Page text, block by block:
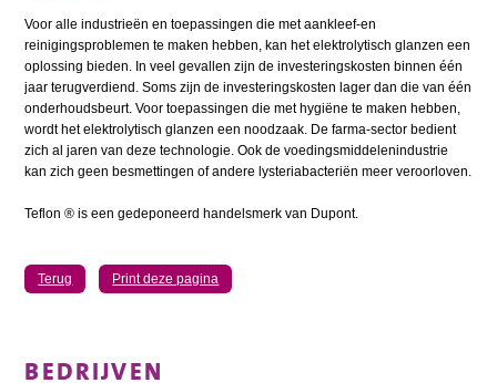
Voor alle industrieën en toepassingen die met aankleef-en
reinigingsproblemen te maken hebben, kan het elektrolytisch glanzen een
oplossing bieden. In veel gevallen zijn de investeringskosten binnen één
jaar terugverdiend. Soms zijn de investeringskosten lager dan die van één
onderhoudsbeurt. Voor toepassingen die met hygiëne te maken hebben,
wordt het elektrolytisch glanzen een noodzaak. De farma-sector bedient
zich al jaren van deze technologie. Ook de voedingsmiddelenindustrie
kan zich geen besmettingen of andere lysteriabacteriën meer veroorloven.
Teflon ® is een gedeponeerd handelsmerk van Dupont.
Terug Print deze pagina
BEDRIJVEN